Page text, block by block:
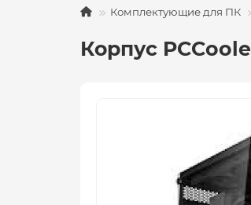
Комплектующие для ПК
Корпус